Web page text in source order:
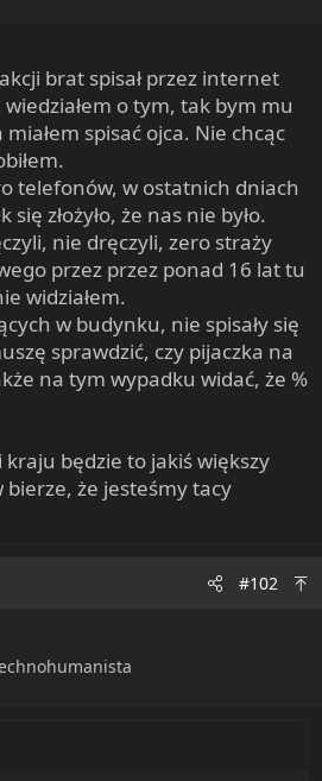
brat spisał przez internet
o tym, tak bym mu
miałem spisać ojca. Nie chcąc
telefonów, w ostatnich dniach
się złożyło, że nas nie było.
nie dręczyli, zero straży
przez przez ponad 16 lat tu
widziałem.
w budynku, nie spisały się
sprawdzić, czy pijaczka na
na tym wypadku widać, że %
kraju będzie to jakiś większy
bierze, że jesteśmy tacy
#102